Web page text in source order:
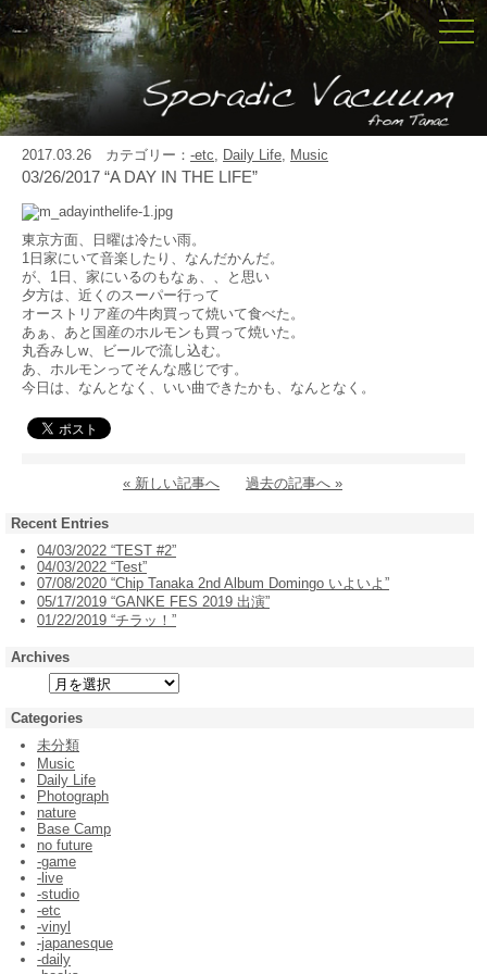
2017.03.26 カテゴリー： -etc, Daily Life, Music
03/26/2017 “A DAY IN THE LIFE”
東京方面、日曜は冷たい雨。
1日家にいて音楽したり、なんだかんだ。
が、1日、家にいるのもなぁ、、と思い
夕方は、近くのスーパー行って
オーストリア産の牛肉買って焼いて食べた。
あぁ、あと国産のホルモンも買って焼いた。
丸呑みしw、ビールで流し込む。
あ、ホルモンってそんな感じです。
今日は、なんとなく、いい曲できたかも、なんとなく。
« 新しい記事へ 過去の記事へ »
Recent Entries
04/03/2022 “TEST #2”
04/03/2022 “Test”
07/08/2020 “Chip Tanaka 2nd Album Domingo いよいよ”
05/17/2019 “GANKE FES 2019 出演”
01/22/2019 “チラッ！”
Archives
Categories
未分類
Music
Daily Life
Photograph
nature
Base Camp
no future
-game
-live
-studio
-etc
-vinyl
-japanesque
-daily